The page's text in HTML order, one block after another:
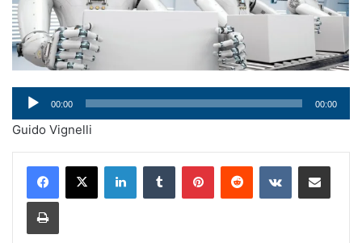
Audio
Player
00:00 00:00
Guido Vignelli